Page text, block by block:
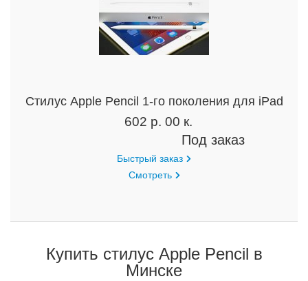
Cтилус Apple Pencil 1-го поколения для iPad
602 р. 00 к.
Под заказ
Быстрый заказ
Смотреть
Купить стилус Apple Pencil в
Минске